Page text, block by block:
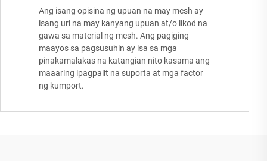
Ang isang opisina ng upuan na may mesh ay
isang uri na may kanyang upuan at/o likod na
gawa sa material ng mesh. Ang pagiging
maayos sa pagsusuhin ay isa sa mga
pinakamalakas na katangian nito kasama ang
maaaring ipagpalit na suporta at mga factor
ng kumport.